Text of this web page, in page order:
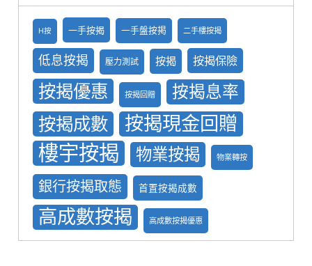
H按 一手按揭 一手盤按掲 二手樓按揭
低息按揭 壓力測試 按揭 按揭保險
按揭優惠 按揭回贈 按揭息率
按揭成數 按揭現金回贈
樓宇按揭 物業按揭 物業轉按
銀行按揭取態 首置按揭成數
高成數按揭 高成數按揭優惠